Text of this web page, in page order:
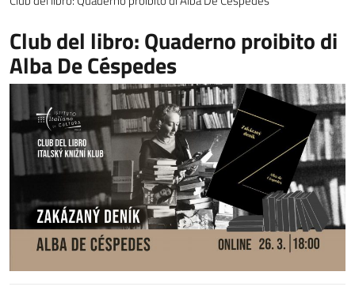
Club del libro: Quaderno proibito di
Alba De Céspedes